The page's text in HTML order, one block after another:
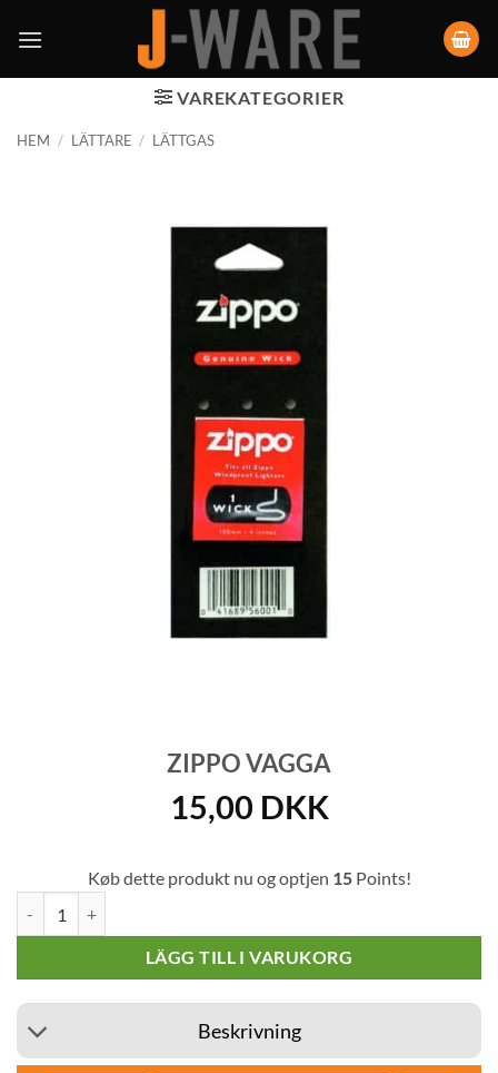
VAREKATEGORIER
HEM / LÄTTARE / LÄTTGAS
ZIPPO VAGGA
15,00 DKK
Køb dette produkt nu og optjen 15Points!
LÄGG TILL I VARUKORG
Beskrivning